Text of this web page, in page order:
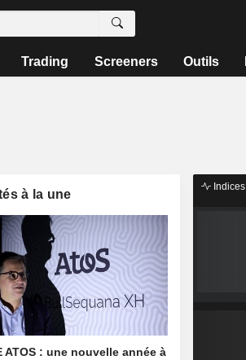
Trading Screeners Outils
à la une
ATOS : une nouvelle année à
Indices